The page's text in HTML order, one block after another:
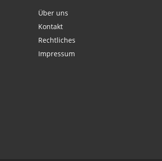
Über uns
Kontakt
Rechtliches
Impressum